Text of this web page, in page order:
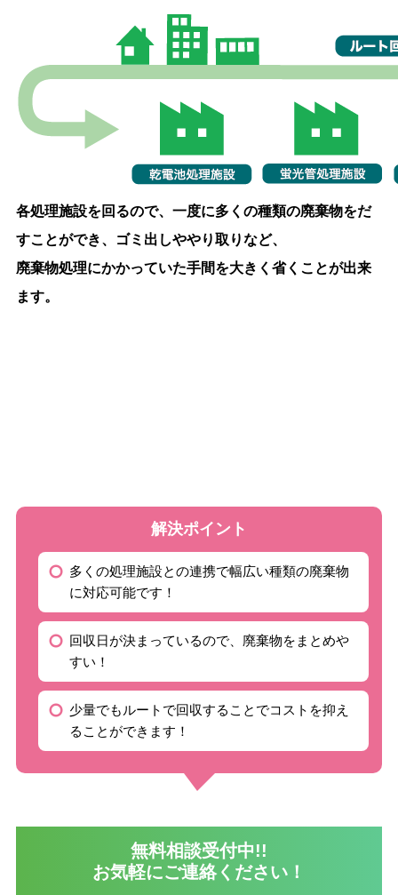
各処理施設を回るので、一度に多くの種類の廃棄物をだ
すことができ、ゴミ出しややり取りなど、
廃棄物処理にかかっていた手間を大きく省くことが出来
ます。
解決ポイント
多くの処理施設との連携で幅広い種類の廃棄物
に対応可能です！
回収日が決まっているので、廃棄物をまとめや
すい！
少量でもルートで回収することでコストを抑え
ることができます！
無料相談受付中!!
お気軽にご連絡ください！